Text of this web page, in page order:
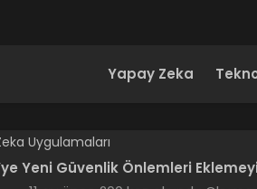
Yapay Zeka
Uygulamaları
Yeni Güvenlik Önlemleri